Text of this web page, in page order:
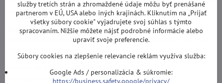
každom hode.
Široká ponuka tvarov a farieb
Dostupné v prevedeniach Standard, Slim a ďalších tvaroch pre rôzne
Pre koho sú letky Cosmo Darts ideálne?
Pre hráčov, ktorí hľadajú:
služby tretích strán a zhromaždené údaje môžu byť prenášané
partnerom v EÚ, USA alebo iných krajinách. Kliknutím na „Prijať
všetky súbory cookie" vyjadrujete svoj súhlas s týmto
spracovaním. Nižšie môžete nájsť podrobné informácie alebo
upraviť svoje preferencie.
Súbory cookies na zlepšenie relevancie reklám využíva služba:
Google Ads / personalizácia & súkromie:
https://business.safety.google/privacy/